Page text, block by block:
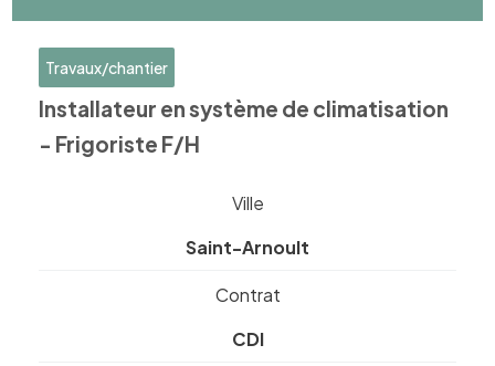
Travaux/chantier
Installateur en système de climatisation
- Frigoriste F/H
Ville
Saint-Arnoult
Contrat
CDI